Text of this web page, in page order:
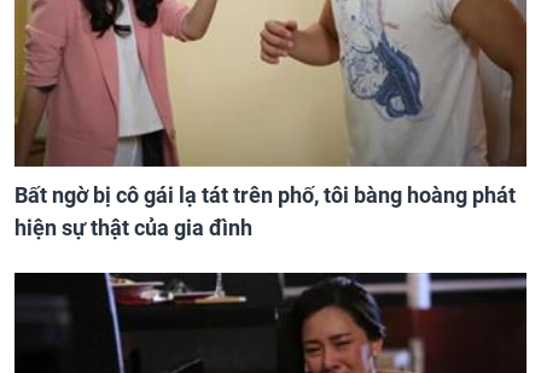
Bất ngờ bị cô gái lạ tát trên phố, tôi bàng hoàng phát
hiện sự thật của gia đình